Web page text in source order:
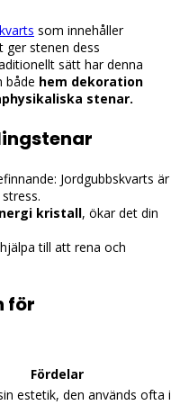
som innehåller
ger stenen dess
sätt har denna
både hem dekoration
stenar.
Jordgubbskvarts är
kristall, ökar det din
till att rena och
för
Fördelar
estetik, den används ofta i